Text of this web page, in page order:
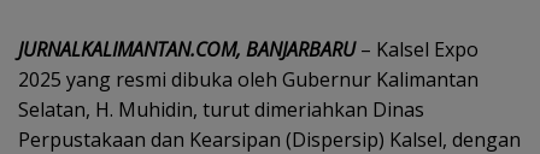
JURNALKALIMANTAN.COM, BANJARBARU– Kalsel Expo
2025 yang resmi dibuka oleh Gubernur Kalimantan
Selatan, H. Muhidin, turut dimeriahkan Dinas
Perpustakaan dan Kearsipan (Dispersip) Kalsel, dengan